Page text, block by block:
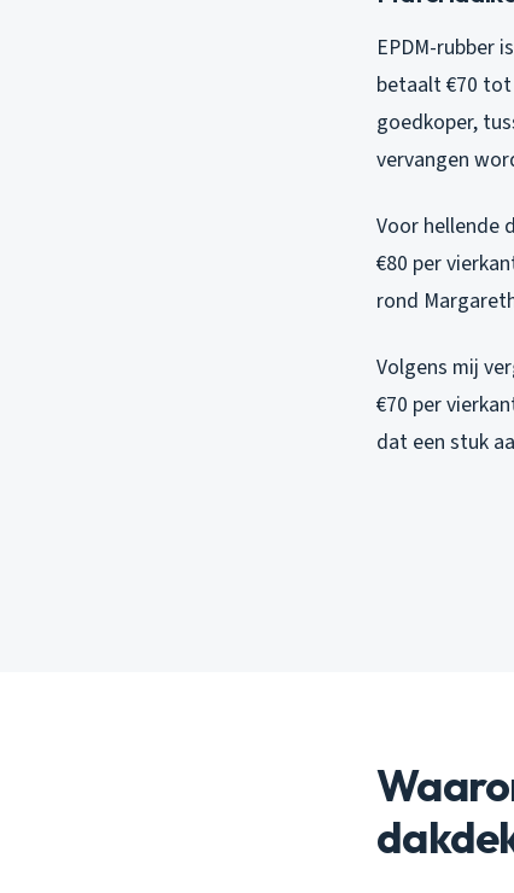
EPDM-rubber
betaalt €70 tot
goedkoper,
vervangen
Voor hellende
€80 per
rond
Volgens mij
€70 per
dat een stuk